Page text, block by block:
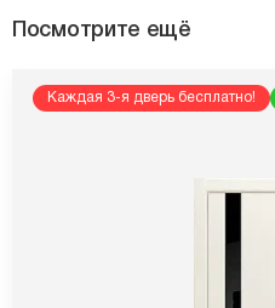
Посмотрите ещё
Каждая 3-я дверь бесплатно!